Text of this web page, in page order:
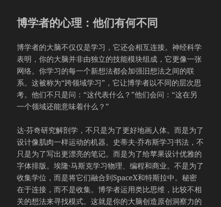
博学者的心理：他们有何不同
博学者的大脑不仅仅是学习，它还会相互连接。神经科学
表明，你的大脑并非由独立的技能模块组成，它更像一张
网络。你学习的每一个新想法都会加强旧想法之间的联
系。这被称为“跨领域学习”，它让博学者以不同的层次思
考。他们不只是问：“这代表什么？”他们会问：“这在另
一个领域还能意味着什么？”
达·芬奇研究解剖学，不只是为了更好地画人体。而是为了
设计像肌肉一样运动的机器。史蒂夫·乔布斯学习书法，不
只是为了写出更漂亮的笔记。而是为了给苹果设计优雅的
字体排版。埃隆·马斯克学习物理、编程和商业。不是为了
收集学位，而是将它们融合到SpaceX和特斯拉中。秘密
在于连接，而不是收集。博学者运用类比思维，比较不相
关的想法来寻找模式。这就是你的大脑创造原创洞察力的